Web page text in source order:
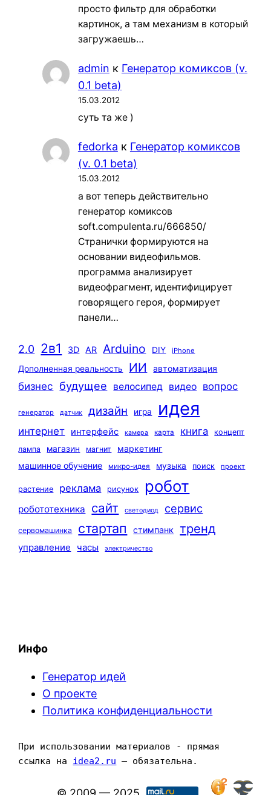
просто фильтр для обработки
картинок, а там механизм в который
загружаешь…
admin к Генератор комиксов (v.
0.1 beta)
15.03.2012
суть та же )
fedorka к Генератор комиксов
(v. 0.1 beta)
15.03.2012
а вот теперь действительно
генератор комиксов
soft.compulenta.ru/666850/
Странички формируются на
основании видеофильмов.
программа анализирует
видеофрагмент, идентифицирует
говорящего героя, формирует
панели…
2.0 2в1 3D AR Arduino DIY iPhone
Дополненная реальность ИИ автоматизация
бизнес будущее велосипед видео вопрос
генератор датчик дизайн игра идея
интернет интерфейс камера карта книга
концепт
лампа
магазин магнит
маркетинг
машинное обучение
микро-идея музыка поиск проект
растение реклама рисунок робот
робототехника сайт светодиод сервис
сервомашинка стартап стимпанк тренд
управление часы электричество
Инфо
Генератор идей
О проекте
Политика конфиденциальности
При использовании материалов - прямая
ссылка на idea2.ru — обязательна.